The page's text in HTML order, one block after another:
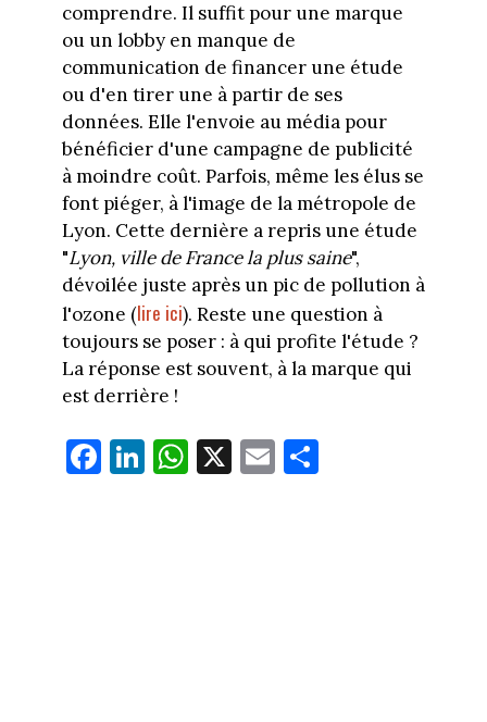
comprendre. Il suffit pour une marque
ou un lobby en manque de
communication de financer une étude
ou d'en tirer une à partir de ses
données. Elle l'envoie au média pour
bénéficier d'une campagne de publicité
à moindre coût. Parfois, même les élus se
font piéger, à l'image de la métropole de
Lyon. Cette dernière a repris une étude
"Lyon, ville de France la plus saine",
dévoilée juste après un pic de pollution à
l'ozone (lire ici). Reste une question à
toujours se poser : à qui profite l'étude ?
La réponse est souvent, à la marque qui
est derrière !
Fa
ce
Li
nk
W
ha
X E
m
Pa
rt